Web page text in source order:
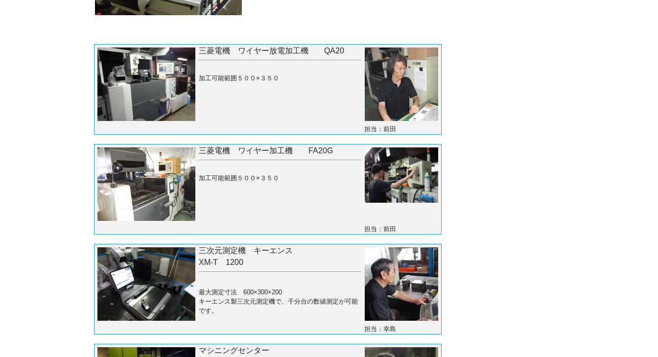
三菱電機 ワイヤー放電加工機 QA20
加工可能範囲５００×３５０
担当：前田
三菱電機 ワイヤー加工機 FA20G
加工可能範囲５００×３５０
担当：前田
三次元測定機 キーエンス
XM-T 1200
最大測定寸法 600×300×200
キーエンス製三次元測定機で、千分台の数値測定が可能
です。
担当：幸島
マシニングセンター